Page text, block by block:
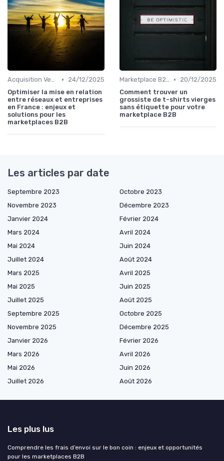
Acquisition Vendeurs •
24/12/2025
Optimiser la mise en relation
entre réseaux et entreprises
en France : enjeux et
solutions pour les
marketplaces B2B
Marketplace B2B •
20/12/2025
Comment trouver un
grossiste de t-shirts vierges
sans étiquette pour votre
marketplace B2B
Les articles par date
Septembre 2023
Octobre 2023
Novembre 2023
Décembre 2023
Janvier 2024
Février 2024
Mars 2024
Avril 2024
Mai 2024
Juin 2024
Juillet 2024
Août 2024
Mars 2025
Avril 2025
Mai 2025
Juin 2025
Juillet 2025
Août 2025
Septembre 2025
Octobre 2025
Novembre 2025
Décembre 2025
Janvier 2026
Février 2026
Mars 2026
Avril 2026
Mai 2026
Juin 2026
Juillet 2026
Août 2026
Les plus lus
Comprendre les frais d’envoi sur le bon coin : enjeux et opportunités
pour les marketplaces B2B